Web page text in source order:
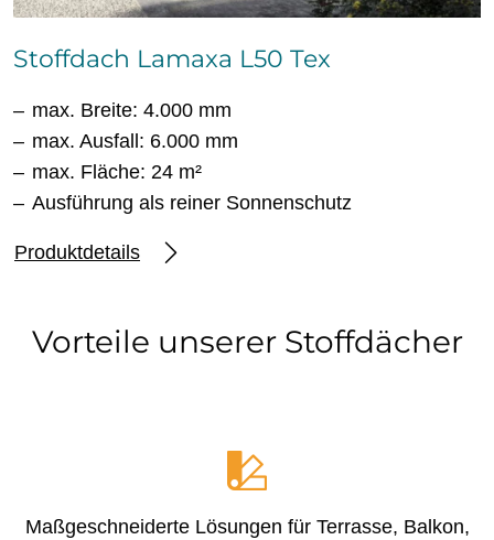
Stoffdach Lamaxa L50 Tex
max. Breite: 4.000 mm
max. Ausfall: 6.000 mm
max. Fläche: 24 m²
Ausführung als reiner Sonnenschutz
Produktdetails
Vorteile unserer Stoffdächer
Maßgeschneiderte Lösungen für Terrasse, Balkon,